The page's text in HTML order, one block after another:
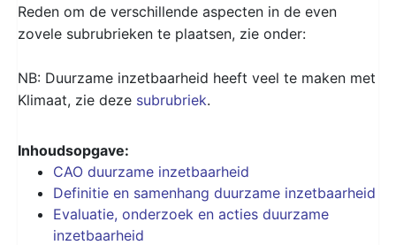
Reden om de verschillende aspecten in de even
zovele subrubrieken te plaatsen, zie onder:
NB: Duurzame inzetbaarheid heeft veel te maken met
Klimaat, zie deze subrubriek.
Inhoudsopgave:
CAO duurzame inzetbaarheid
Definitie en samenhang duurzame inzetbaarheid
Evaluatie, onderzoek en acties duurzame
inzetbaarheid